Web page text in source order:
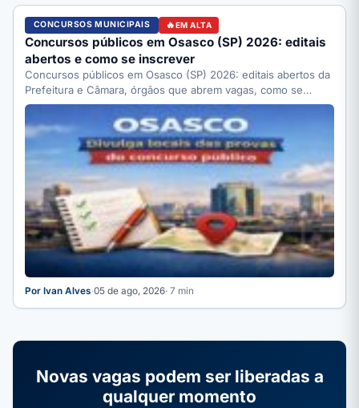
CONCURSOS MUNICIPAIS EM ALTA
Concursos públicos em Osasco (SP) 2026: editais
abertos e como se inscrever
Concursos públicos em Osasco (SP) 2026: editais abertos da
Prefeitura e Câmara, órgãos que abrem vagas, como se…
Por Ivan Alves·05 de ago, 2026· 7 min
Novas vagas podem ser liberadas a
qualquer momento